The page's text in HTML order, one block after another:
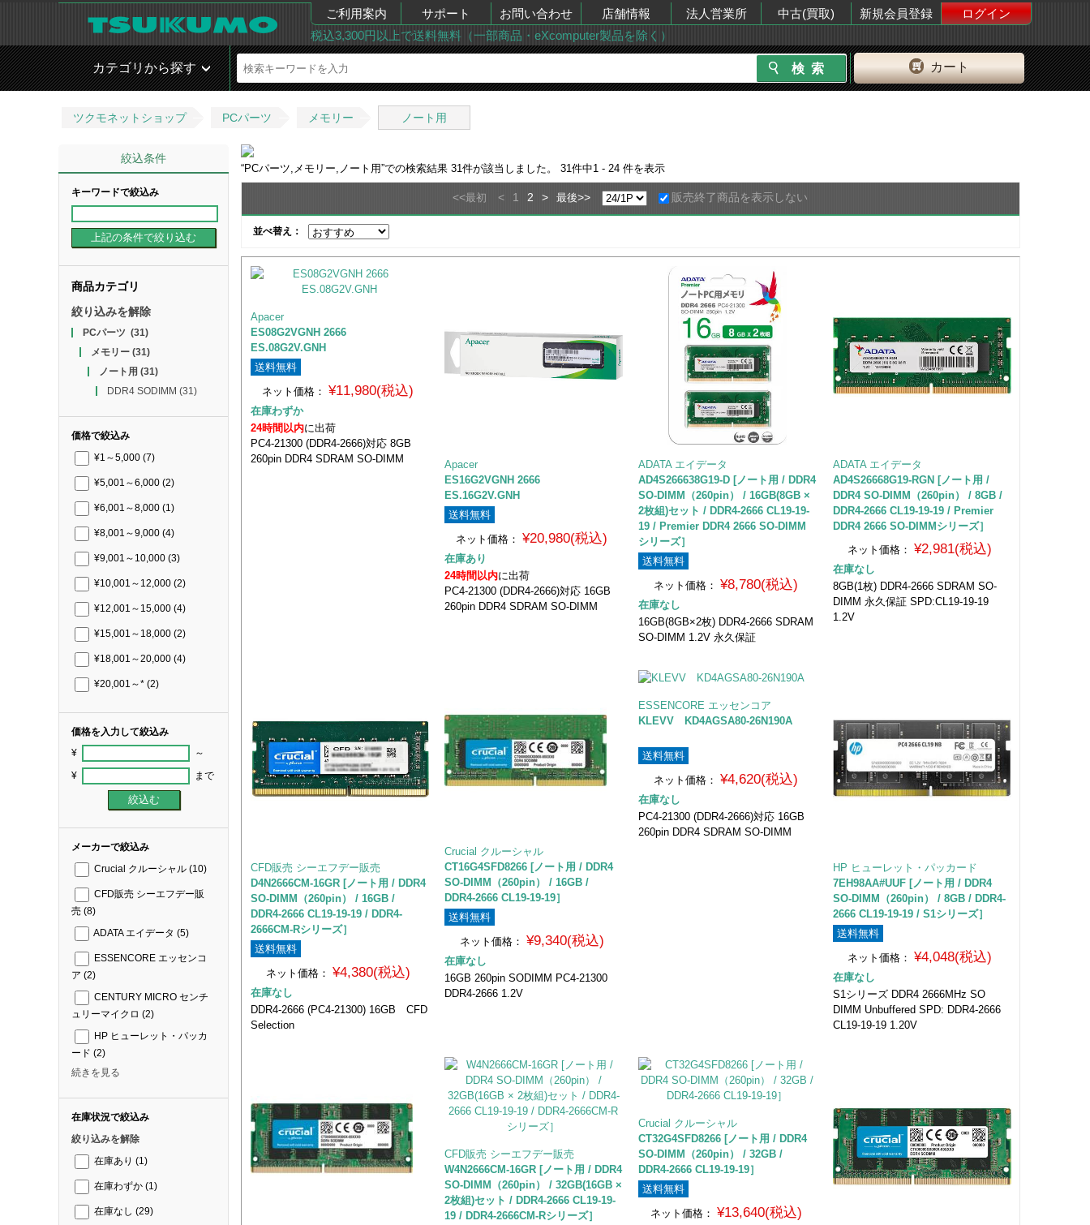
ご利用案内 サポート お問い合わせ 店舗情報 法人営業所 中古(買取) 新規会員登録
ログイン
税込3,300円以上で送料無料（一部商品・eXcomputer製品を除く）
カート
カテゴリから探す
ツクモネットショップ PCパーツ メモリー ノート用
絞込条件
キーワードで絞込み
商品カテゴリ
絞り込みを解除
PCパーツ (31)
メモリー(31)
ノート用 (31)
DDR4 SODIMM (31)
価格で絞込み
¥1～5,000 (7)
¥5,001～6,000 (2)
¥6,001～8,000 (1)
¥8,001～9,000 (4)
¥9,001～10,000 (3)
¥10,001～12,000 (2)
¥12,001～15,000 (4)
¥15,001～18,000 (2)
¥18,001～20,000 (4)
¥20,001～* (2)
価格を入力して絞込み
¥ ～
¥ まで
メーカーで絞込み
Crucial クルーシャル (10)
CFD販売 シーエフデー販
売 (8)
ADATA エイデータ (5)
ESSENCORE エッセンコ
ア (2)
CENTURY MICRO センチ
ュリーマイクロ (2)
HP ヒューレット・パッカ
ード (2)
続きを見る
在庫状況で絞込み
絞り込みを解除
在庫あり (1)
在庫わずか (1)
在庫なし (29)
“PCパーツ,メモリー,ノート用”での検索結果 31 件が該当しました。 31 件中1 - 24 件を表示
<<最初 < 1 2 > 最後>> 販売終了商品を表示しない
並べ替え：
Apacer
ES08G2VGNH 2666
ES.08G2V.GNH
送料無料
ネット価格：
¥11,980(税込)
在庫わずか
24時間以内に出荷
PC4-21300 (DDR4-2666)対応 8GB
260pin DDR4 SDRAM SO-DIMM
Apacer
ES16G2VGNH 2666
ES.16G2V.GNH
送料無料
ネット価格：
¥20,980(税込)
在庫あり
24時間以内に出荷
PC4-21300 (DDR4-2666)対応 16GB
260pin DDR4 SDRAM SO-DIMM
ADATA エイデータ
AD4S266638G19-D [ノート用 / DDR4
SO-DIMM（260pin） / 16GB(8GB ×
2枚組)セット / DDR4-2666 CL19-19-
19 / Premier DDR4 2666 SO-DIMM
シリーズ］
送料無料
ネット価格：
¥8,780(税込)
在庫なし
16GB(8GB×2枚) DDR4-2666 SDRAM
SO-DIMM 1.2V 永久保証
ADATA エイデータ
AD4S26668G19-RGN [ノート用 /
DDR4 SO-DIMM（260pin） / 8GB /
DDR4-2666 CL19-19-19 / Premier
DDR4 2666 SO-DIMMシリーズ］
ネット価格：
¥2,981(税込)
在庫なし
8GB(1枚) DDR4-2666 SDRAM SO-
DIMM 永久保証 SPD:CL19-19-19
1.2V
CFD販売 シーエフデー販売
D4N2666CM-16GR [ノート用 / DDR4
SO-DIMM（260pin） / 16GB /
DDR4-2666 CL19-19-19 / DDR4-
2666CM-Rシリーズ］
送料無料
ネット価格： ¥4,380(税込)
在庫なし
DDR4-2666 (PC4-21300) 16GB CFD
Selection
Crucial クルーシャル
CT16G4SFD8266 [ノート用 / DDR4
SO-DIMM（260pin） / 16GB /
DDR4-2666 CL19-19-19］
送料無料
ネット価格： ¥9,340(税込)
在庫なし
16GB 260pin SODIMM PC4-21300
DDR4-2666 1.2V
ESSENCORE エッセンコア
KLEVV KD4AGSA80-26N190A
送料無料
ネット価格：
¥4,620(税込)
在庫なし
PC4-21300 (DDR4-2666)対応 16GB
260pin DDR4 SDRAM SO-DIMM
HP ヒューレット・パッカード
7EH98AA#UUF [ノート用 / DDR4
SO-DIMM（260pin） / 8GB / DDR4-
2666 CL19-19-19 / S1シリーズ］
送料無料
ネット価格：
¥4,048(税込)
在庫なし
S1シリーズ DDR4 2666MHz SO
DIMM Unbuffered SPD: DDR4-2666
CL19-19-19 1.20V
CFD販売 シーエフデー販売
W4N2666CM-16GR [ノート用 / DDR4
SO-DIMM（260pin） / 32GB(16GB ×
2枚組)セット / DDR4-2666 CL19-19-
19 / DDR4-2666CM-Rシリーズ］
Crucial クルーシャル
CT32G4SFD8266 [ノート用 / DDR4
SO-DIMM（260pin） / 32GB /
DDR4-2666 CL19-19-19］
送料無料
ネット価格： ¥13,640(税込)